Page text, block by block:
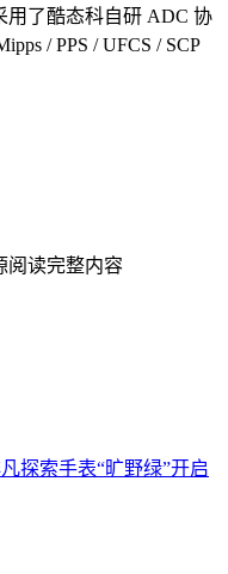
用了酷态科自研 ADC 协
/ PPS / UFCS / SCP
阅读完整内容
探索手表“旷野绿”开启